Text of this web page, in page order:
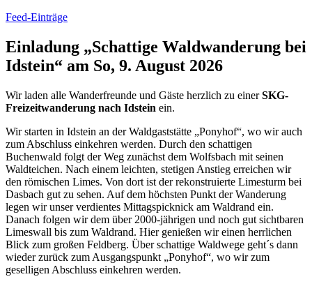
Feed-Einträge
Einladung „Schattige Waldwanderung bei
Idstein“ am So, 9. August 2026
Wir laden alle Wanderfreunde und Gäste herzlich zu einerSKG-
Freizeitwanderung nach Idstein ein.
Wir starten in Idstein an der Waldgaststätte „Ponyhof“, wo wir auch
zum Abschluss einkehren werden. Durch den schattigen
Buchenwald folgt der Weg zunächst dem Wolfsbach mit seinen
Waldteichen. Nach einem leichten, stetigen Anstieg erreichen wir
den römischen Limes. Von dort ist der rekonstruierte Limesturm bei
Dasbach gut zu sehen. Auf dem höchsten Punkt der Wanderung
legen wir unser verdientes Mittagspicknick am Waldrand ein.
Danach folgen wir dem über 2000-jährigen und noch gut sichtbaren
Limeswall bis zum Waldrand. Hier genießen wir einen herrlichen
Blick zum großen Feldberg. Über schattige Waldwege geht´s dann
wieder zurück zum Ausgangspunkt „Ponyhof“, wo wir zum
geselligen Abschluss einkehren werden.